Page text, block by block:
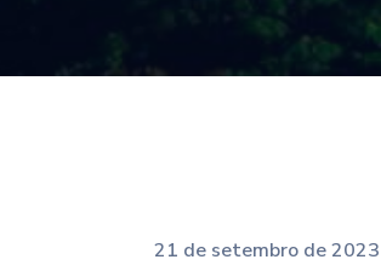
21 de setembro de 2023